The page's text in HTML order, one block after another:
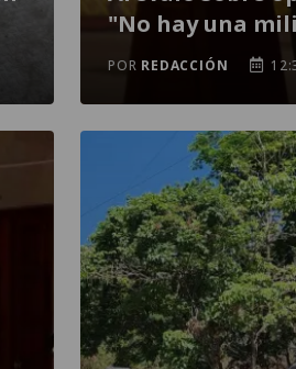
"No hay una
POR REDACCIÓN